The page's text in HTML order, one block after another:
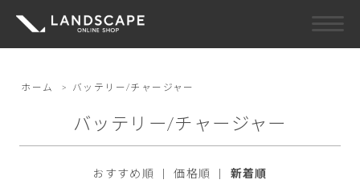
ホーム > バッテリー/チャージャー
バッテリー/チャージャー
おすすめ順 |価格順 | 新着順